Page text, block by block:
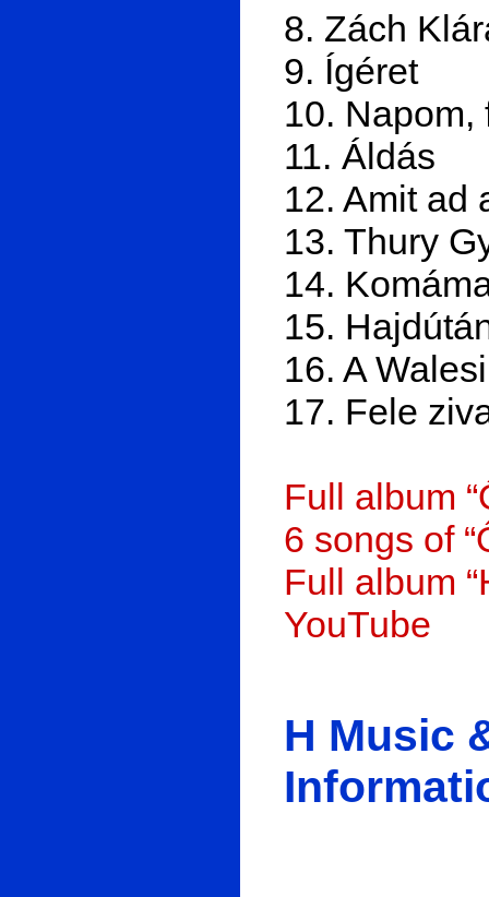
8. Zách
9. Ígéret
10. Napom,
11. Áldás
12. Amit ad
13. Thury
14.
15.
16. A
17. Fele
Full album
6 songs of
Full album
YouTube
H Music